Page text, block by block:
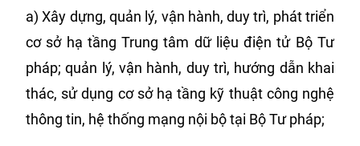
a) Xây dựng, quản lý, vận hành, duy trì, phát triển
cơ sở hạ tầng Trung tâm dữ liệu điện tử Bộ Tư
pháp; quản lý, vận hành, duy trì, hướng dẫn khai
thác, sử dụng cơ sở hạ tầng kỹ thuật công nghệ
thông tin, hệ thống mạng nội bộ tại Bộ Tư pháp;